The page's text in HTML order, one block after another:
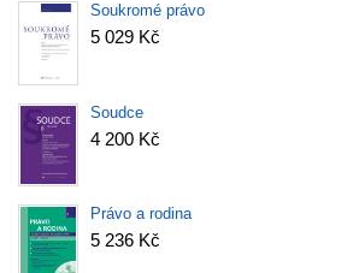
Soukromé právo
5 029 Kč
Soudce
4 200 Kč
Právo a rodina
5 236 Kč